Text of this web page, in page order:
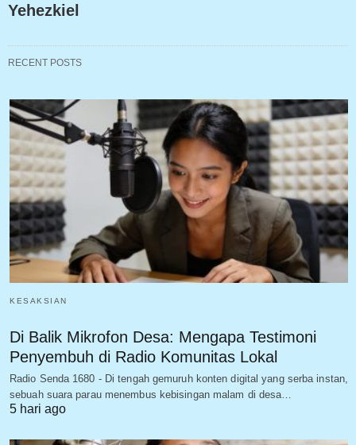
Yehezkiel
RECENT POSTS
KESAKSIAN
Di Balik Mikrofon Desa: Mengapa Testimoni
Penyembuh di Radio Komunitas Lokal
Radio Senda 1680 - Di tengah gemuruh konten digital yang serba instan,
sebuah suara parau menembus kebisingan malam di desa…
5 hari ago